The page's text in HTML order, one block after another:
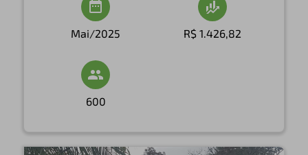
Mai/2025 R$ 1.426,82
600